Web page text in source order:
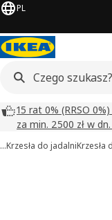
PL
15 rat 0% (RRSO
za min. 2500 zł w
…Krzesła do jadalniKrzesła